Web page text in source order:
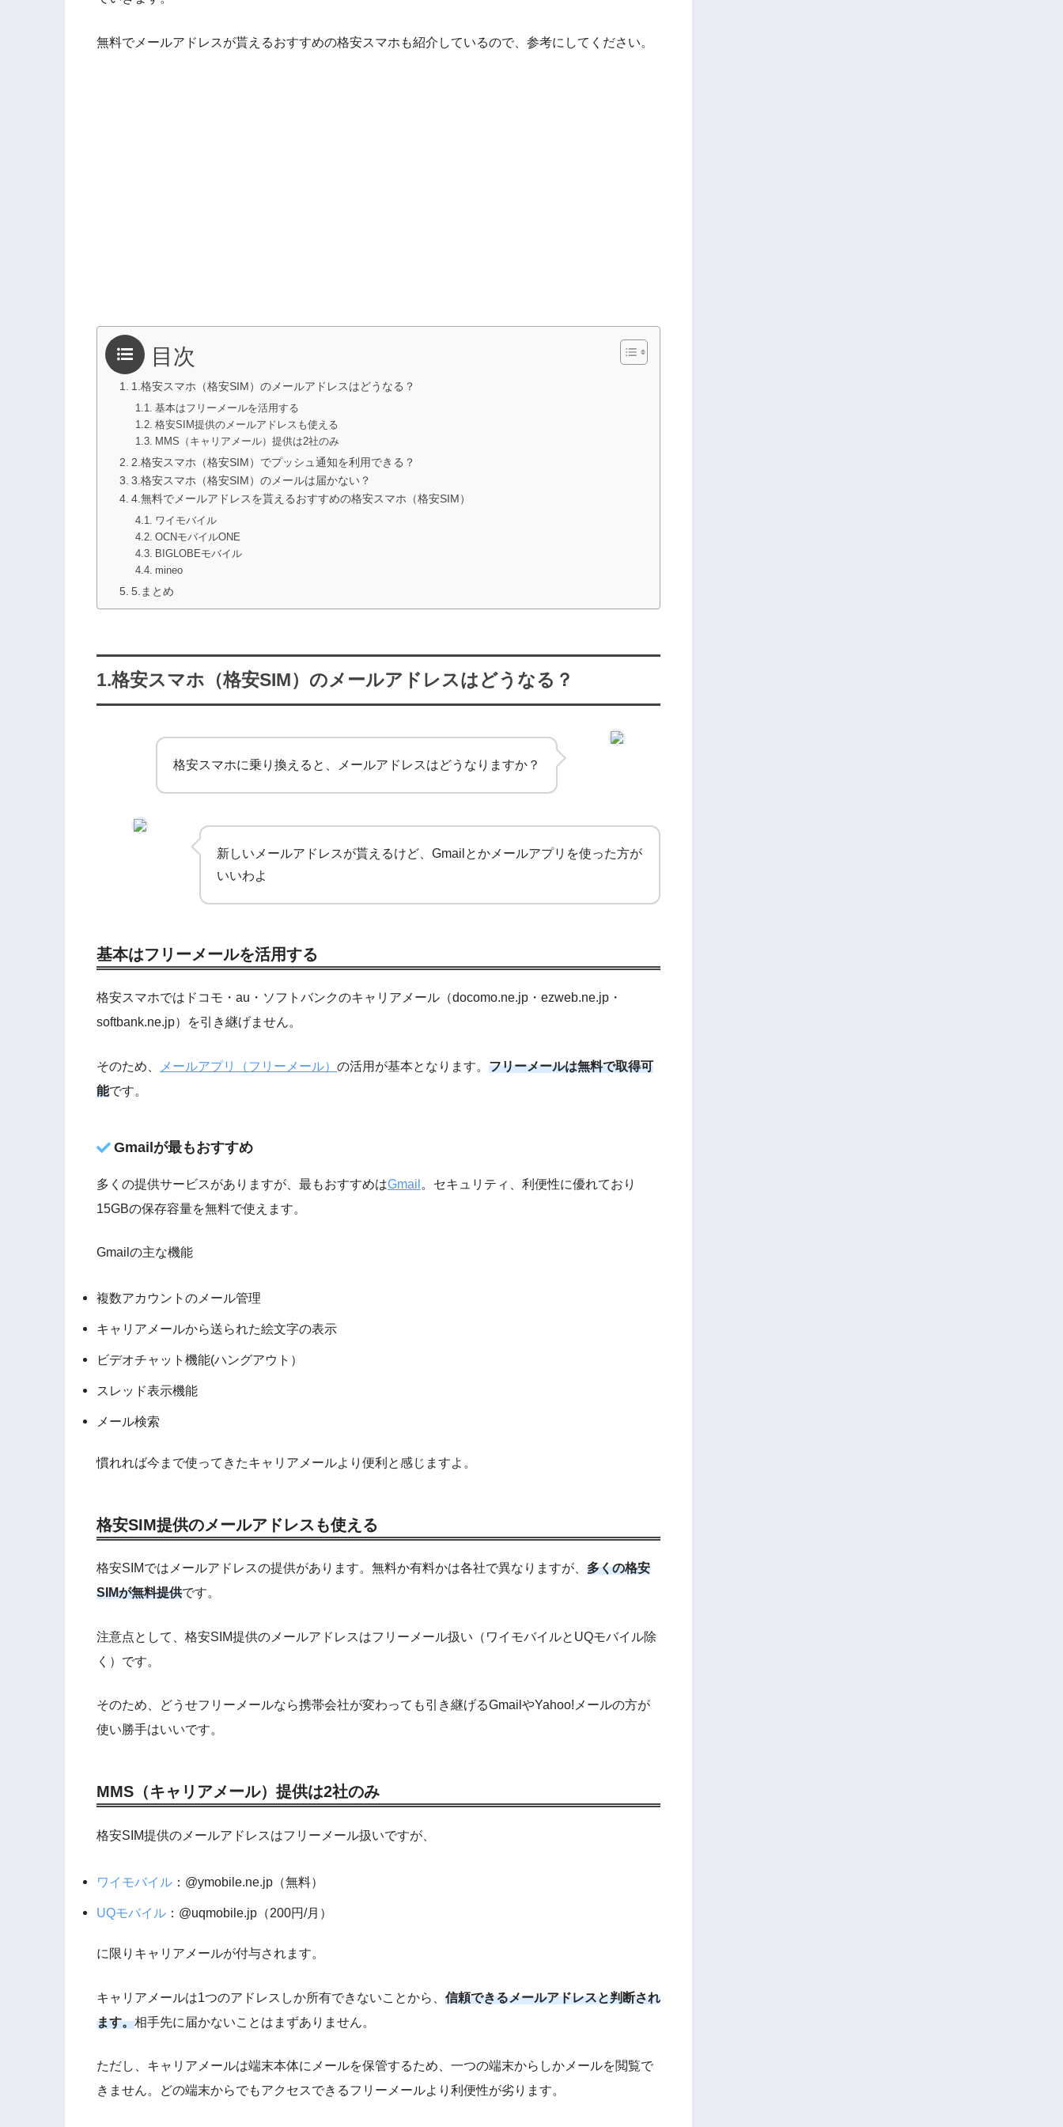
無料でメールアドレスが貰えるおすすめの格安スマホも紹介しているので、参考にしてください。
目次
1.格安スマホ（格安SIM）のメールアドレスはどうなる？
基本はフリーメールを活用する
格安SIM提供のメールアドレスも使える
MMS（キャリアメール）提供は2社のみ
2.格安スマホ（格安SIM）でプッシュ通知を利用できる？
3.格安スマホ（格安SIM）のメールは届かない？
4.無料でメールアドレスを貰えるおすすめの格安スマホ（格安SIM）
ワイモバイル
OCNモバイルONE
BIGLOBEモバイル
mineo
5.まとめ
1.格安スマホ（格安SIM）のメールアドレスはどうなる？
格安スマホに乗り換えると、メールアドレスはどうなりますか？
新しいメールアドレスが貰えるけど、Gmailとかメールアプリを使った方が
いいわよ
基本はフリーメールを活用する
格安スマホではドコモ・au・ソフトバンクのキャリアメール（docomo.ne.jp・ezweb.ne.jp・
softbank.ne.jp）を引き継げません。
そのため、 メールアプリ（フリーメール） の活用が基本となります。 フリーメールは無料で取得可
能です。
Gmailが最もおすすめ
多くの提供サービスがありますが、最もおすすめはGmail 。セキュリティ、利便性に優れており
15GBの保存容量を無料で使えます。
Gmailの主な機能
複数アカウントのメール管理
キャリアメールから送られた絵文字の表示
ビデオチャット機能(ハングアウト）
スレッド表示機能
メール検索
慣れれば今まで使ってきたキャリアメールより便利と感じますよ。
格安SIM提供のメールアドレスも使える
格安SIMではメールアドレスの提供があります。無料か有料かは各社で異なりますが、 多くの格安
SIMが無料提供です。
注意点として、格安SIM提供のメールアドレスはフリーメール扱い（ワイモバイルとUQモバイル除
く）です。
そのため、どうせフリーメールなら携帯会社が変わっても引き継げるGmailやYahoo!メールの方が
使い勝手はいいです。
MMS（キャリアメール）提供は2社のみ
格安SIM提供のメールアドレスはフリーメール扱いですが、
ワイモバイル ：@ymobile.ne.jp（無料）
UQモバイル ：@uqmobile.jp（200円/月）
に限りキャリアメールが付与されます。
キャリアメールは1つのアドレスしか所有できないことから、 信頼できるメールアドレスと判断され
ます。相手先に届かないことはまずありません。
ただし、キャリアメールは端末本体にメールを保管するため、一つの端末からしかメールを閲覧で
きません。どの端末からでもアクセスできるフリーメールより利便性が劣ります。